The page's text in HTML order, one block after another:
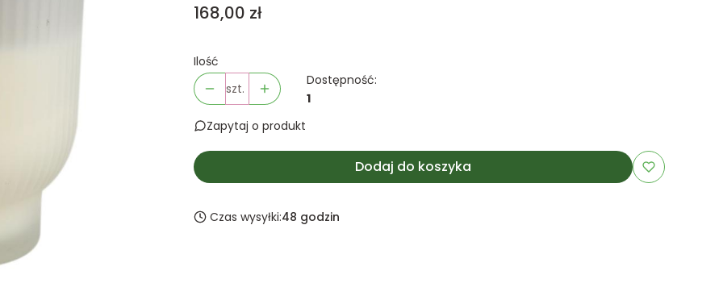
Cena
168,00 zł
Ilość
szt.
Dostępność:
1
Zapytaj o produkt
Dodaj do koszyka
Czas wysyłki:48 godzin